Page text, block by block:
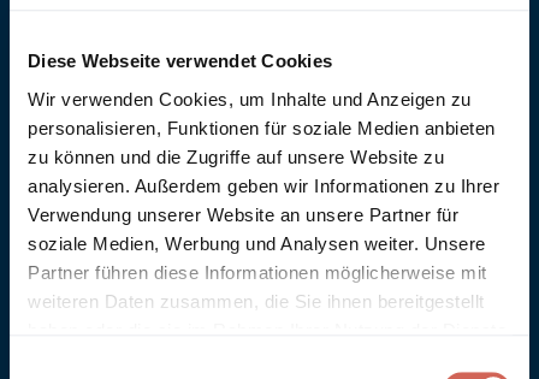
Diese Webseite verwendet Cookies
Wir verwenden Cookies, um Inhalte und Anzeigen zu
personalisieren, Funktionen für soziale Medien anbieten
zu können und die Zugriffe auf unsere Website zu
analysieren. Außerdem geben wir Informationen zu Ihrer
Verwendung unserer Website an unsere Partner für
soziale Medien, Werbung und Analysen weiter. Unsere
Partner führen diese Informationen möglicherweise mit
weiteren Daten zusammen, die Sie ihnen bereitgestellt
Anna von Mangoldt GmbH & Co. KG
Speckgraben 19
34414 Warburg
+49 5274 3062200
farben@annavonmangoldt.com
Service
Versand & Rückgabe
Farbmuster bestellen